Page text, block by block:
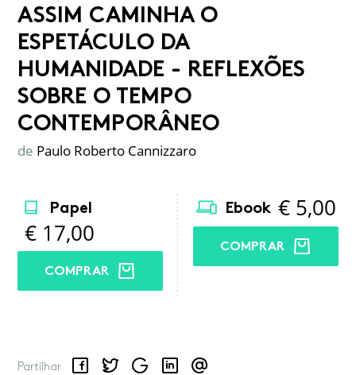
ASSIM CAMINHA O
ESPETÁCULO DA
HUMANIDADE - REFLEXÕES
SOBRE O TEMPO
CONTEMPORÂNEO
de Paulo Roberto Cannizzaro
Papel
€ 17,00
COMPRAR
Ebook € 5,00
COMPRAR
Partilhar
FacebookTwitterGoogle LinkedInEmail